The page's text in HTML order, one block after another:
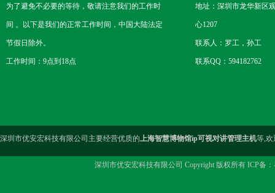
为了避免不必要的等待，敬请注意我们的工作时
间 。以下是我们的正常工作时间，中国大陆法定
节假日除外。
工作时间：9点到18点
地址：深圳市龙华新区
心1207
联系人：罗工，孙工
联系QQ：594182762
深圳市优安宏科技有限公司主要经营优质的上海智慧博物馆ip可视对讲管理主机等,欢
深圳市优安宏科技有限公司 Copyright 版权所有 ICP备：